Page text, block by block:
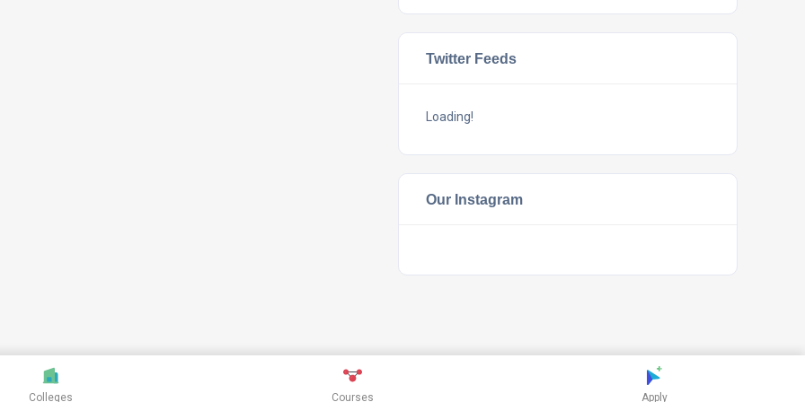
Twitter Feeds
Loading!
Our Instagram
Colleges Courses Apply